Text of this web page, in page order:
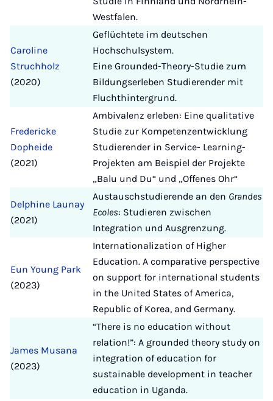
Westfalen.
Caroline
Struchholz
(2020)
Geflüchtete im deutschen
Hochschulsystem.
Eine Grounded-Theory-Studie zum
Bildungserleben Studierender mit
Fluchthintergrund.
Fredericke
Dopheide
(2021)
Ambivalenz erleben: Eine qualitative
Studie zur Kompetenzentwicklung
Studierender in Service- Learning-
Projekten am Beispiel der Projekte
„Balu und Du“ und „Offenes Ohr“
Delphine Launay
(2021)
Austauschstudierende an den Grandes
Ecoles: Studieren zwischen
Integration und Ausgrenzung.
Eun Young Park
(2023)
Internationalization of Higher
Education. A comparative perspective
on support for international students
in the United States of America,
Republic of Korea, and Germany.
James Musana
(2023)
“There is no education without
relation!”: A grounded theory study on
integration of education for
sustainable development in teacher
education in Uganda.